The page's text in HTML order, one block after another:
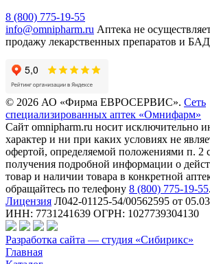
8 (800) 775-19-55
info@omnipharm.ru Аптека не
продажу лекарственных препаратов и БАД
© 2026 АО «Фирма ЕВРОСЕРВИС». Сеть
специализированных аптек «Омнифарм»
Сайт omnipharm.ru носит исключительно
характер и ни при каких условиях не
офертой, определяемой положениями п.
получения подробной информации о
товар и наличии товара в конкретной
обращайтесь по телефону 8 (800) 775-19-55.
Лицензия Л042-01125-54/00562595 от
ИНН: 7731241639 ОГРН: 1027739304130
Разработка сайта — студия «Сибирикс»
Главная